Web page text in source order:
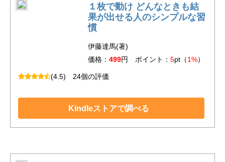
１枚で動け どんなときも結
果が出せる人のシンプルな習
慣
伊藤達馬(著)
価格： 499円 ポイント： 5pt（1%）
(4.5) 24個の評価
Kindleストアで調べる